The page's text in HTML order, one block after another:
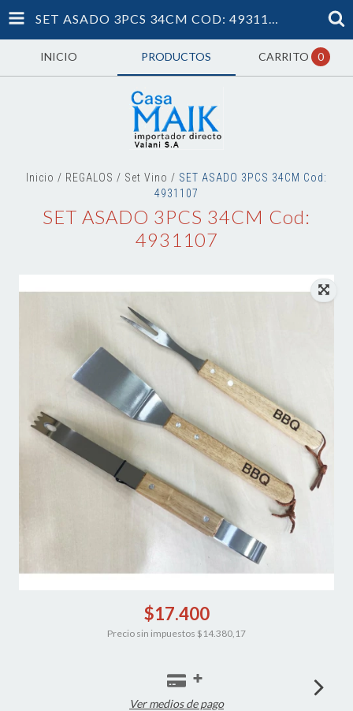
SET ASADO 3PCS 34CM COD: 4931107
INICIO PRODUCTOS CARRITO 0
Inicio / REGALOS / Set Vino / SET ASADO 3PCS 34CM Cod:
4931107
SET ASADO 3PCS 34CM Cod:
4931107
$17.400
Precio sin impuestos $14.380,17
Ver medios de pago